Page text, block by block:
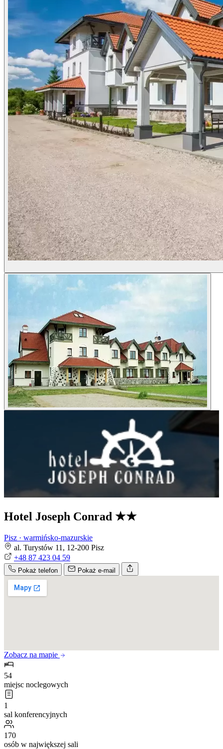
Hotel Joseph Conrad ★★
Pisz · warmińsko-mazurskie
al. Turystów 11, 12-200 Pisz
+48 87 423 04 59
Pokaż telefon Pokaż e-mail
Zobacz na mapie
54
miejsc noclegowych
1
sal konferencyjnych
170
osób w największej sali